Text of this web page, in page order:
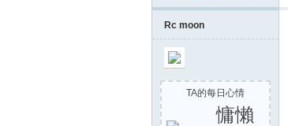
Rc moon
TA的每日心情
慵懶